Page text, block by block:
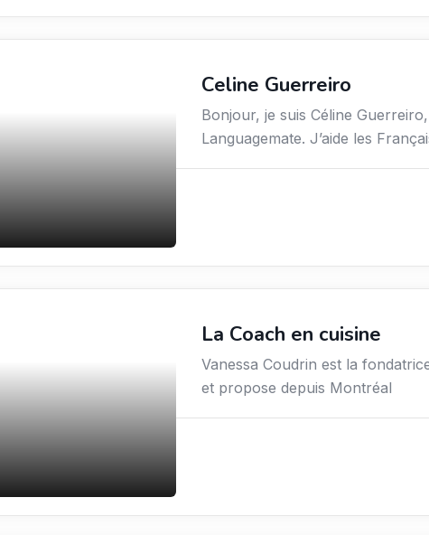
Celine Guerreiro
Bonjour, je suis Céline
Languagemate. J’aide les
La Coach en cuisine
Vanessa Coudrin est la
et propose depuis Montréal